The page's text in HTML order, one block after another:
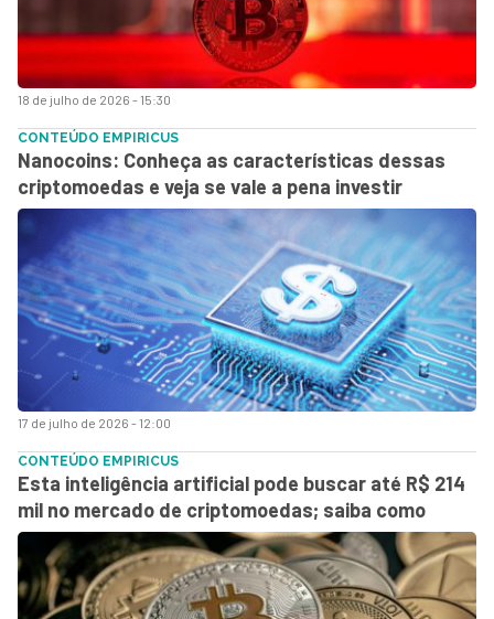
18 de julho de 2026 - 15:30
17 de julho de 2026 - 12:00
CONTEÚDO EMPIRICUS
Nanocoins: Conheça as características dessas
criptomoedas e veja se vale a pena investir
CONTEÚDO EMPIRICUS
Esta inteligência artificial pode buscar até R$ 214
mil no mercado de criptomoedas; saiba como